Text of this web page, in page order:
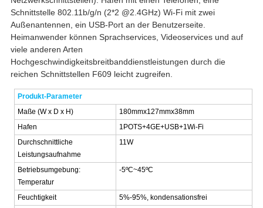
Schnittstelle 802.11b/g/n (2*2 @2.4GHz) Wi-Fi mit zwei
Außenantennen, ein USB-Port an der Benutzerseite.
Heimanwender können Sprachservices, Videoservices und auf
viele anderen Arten
Hochgeschwindigkeitsbreitbanddienstleistungen durch die
reichen Schnittstellen F609 leicht zugreifen.
Produkt-Parameter
Maße (W x D x H)
180mmx127mmx38mm
Hafen
1POTS+4GE+USB+1Wi-Fi
Durchschnittliche
Leistungsaufnahme
11W
Betriebsumgebung:
Temperatur
-5ºC~45ºC
Feuchtigkeit
5%-95%, kondensationsfrei